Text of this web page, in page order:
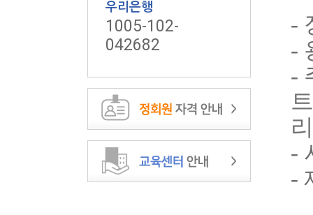
우리은행
1005-102-
042682
-
-
-
-
-